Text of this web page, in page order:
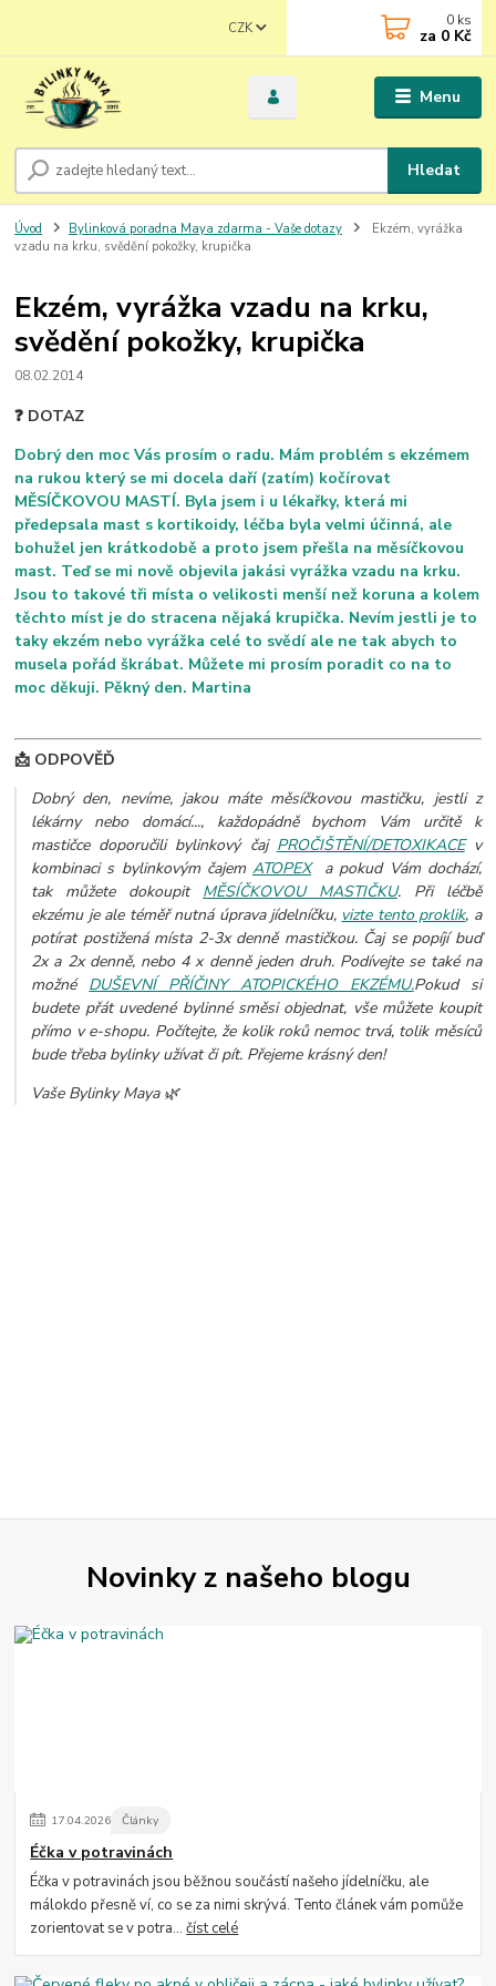
Menu
CZK
Hledat
0 ks
za 0 Kč
Úvod Bylinková poradna Maya zdarma - Vaše dotazy
Ekzém, vyrážka
vzadu na krku, svědění pokožky, krupička
Ekzém, vyrážka vzadu na krku,
svědění pokožky, krupička
08.02.2014
❓ DOTAZ
Dobrý den moc Vás prosím o radu. Mám problém s ekzémem
na rukou který se mi docela daří (zatím) kočírovat
MĚSÍČKOVOU MASTÍ. Byla jsem i u lékařky, která mi
předepsala mast s kortikoidy, léčba byla velmi účinná, ale
bohužel jen krátkodobě a proto jsem přešla na měsíčkovou
mast. Teď se mi nově objevila jakási vyrážka vzadu na krku.
Jsou to takové tři místa o velikosti menší než koruna a kolem
těchto míst je do stracena nějaká krupička. Nevím jestli je to
taky ekzém nebo vyrážka celé to svědí ale ne tak abych to
musela pořád škrábat. Můžete mi prosím poradit co na to
moc děkuji. Pěkný den. Martina
📩 ODPOVĚĎ
Dobrý den, nevíme, jakou máte měsíčkovou mastičku, jestli z
lékárny nebo domácí..., každopádně bychom Vám určitě k
mastičce doporučili bylinkový čaj PROČIŠTĚNÍ/DETOXIKACEv
kombinaci s bylinkovým čajem ATOPEXa pokud Vám dochází,
tak můžete dokoupit MĚSÍČKOVOU MASTIČKU. Při léčbě
ekzému je ale téměř nutná úprava jídelníčku, vizte tento proklik, a
potírat postižená místa 2-3x denně mastičkou. Čaj se popíjí buď
2x a 2x denně, nebo 4 x denně jeden druh. Podívejte se také na
možné DUŠEVNÍ PŘÍČINY ATOPICKÉHO EKZÉMU.Pokud si
budete přát uvedené bylinné směsi objednat, vše můžete koupit
přímo v e-shopu. Počítejte, že kolik roků nemoc trvá, tolik měsíců
bude třeba bylinky užívat či pít. Přejeme krásný den!
Vaše Bylinky Maya 🌿
Novinky z našeho blogu
17.04.2026 Články
Éčka v potravinách
Éčka v potravinách jsou běžnou součástí našeho jídelníčku, ale
málokdo přesně ví, co se za nimi skrývá. Tento článek vám pomůže
zorientovat se v potra...číst celé